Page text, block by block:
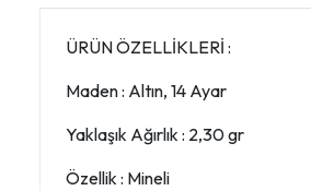
ÜRÜN ÖZELLİKLERİ :
Maden : Altın, 14 Ayar
Yaklaşık Ağırlık : 2,30 gr
Özellik : Mineli